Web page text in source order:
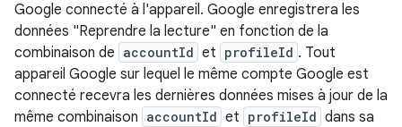
Google connecté à l'appareil. Google enregistrera les
données "Reprendre la lecture" en fonction de la
combinaison de accountId et profileId . Tout
appareil Google sur lequel le même compte Google est
connecté recevra les dernières données mises à jour de la
même combinaison accountId et profileId dans sa